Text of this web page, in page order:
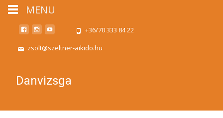
+36/70 333 84 22
zsolt@szeltner-aikido.hu
Danvizsga
MENU